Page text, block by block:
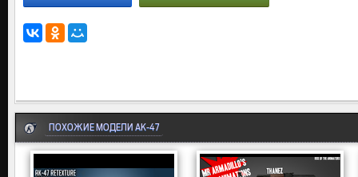
ПОХОЖИЕ МОДЕЛИ AK-47